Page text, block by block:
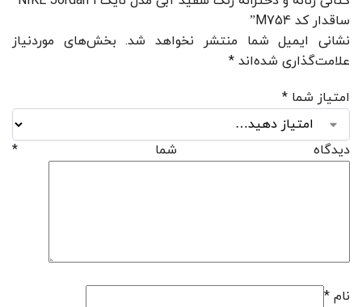
ساقدار کد M754”
نشانی ایمیل شما منتشر نخواهد شد. بخش‌های موردنیاز
علامت‌گذاری شده‌اند *
امتیاز شما *
دیدگاه شما *
نام *